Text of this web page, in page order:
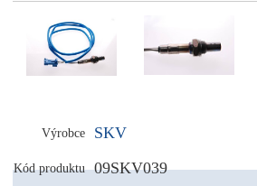
Výrobce SKV
Kód produktu 09SKV039